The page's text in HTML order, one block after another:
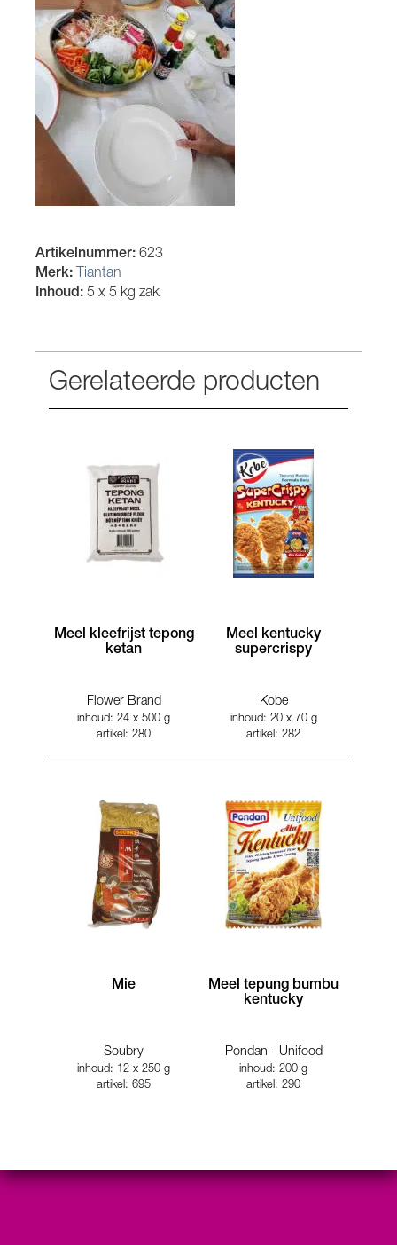
Artikelnummer: 623
Merk: Tiantan
Inhoud: 5 x 5 kg zak
Gerelateerde producten
Meel kleefrijst tepong
ketan
Flower Brand
inhoud: 24 x 500 g
artikel: 280
Meel kentucky
supercrispy
Kobe
inhoud: 20 x 70 g
artikel: 282
Mie
Soubry
inhoud: 12 x 250 g
artikel: 695
Meel tepung bumbu
kentucky
Pondan - Unifood
inhoud: 200 g
artikel: 290